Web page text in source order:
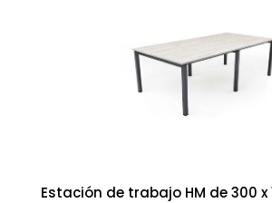
Estación de trabajo HM de 300 x